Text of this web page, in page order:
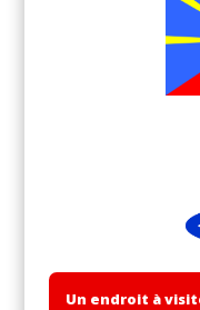
Un endroit à